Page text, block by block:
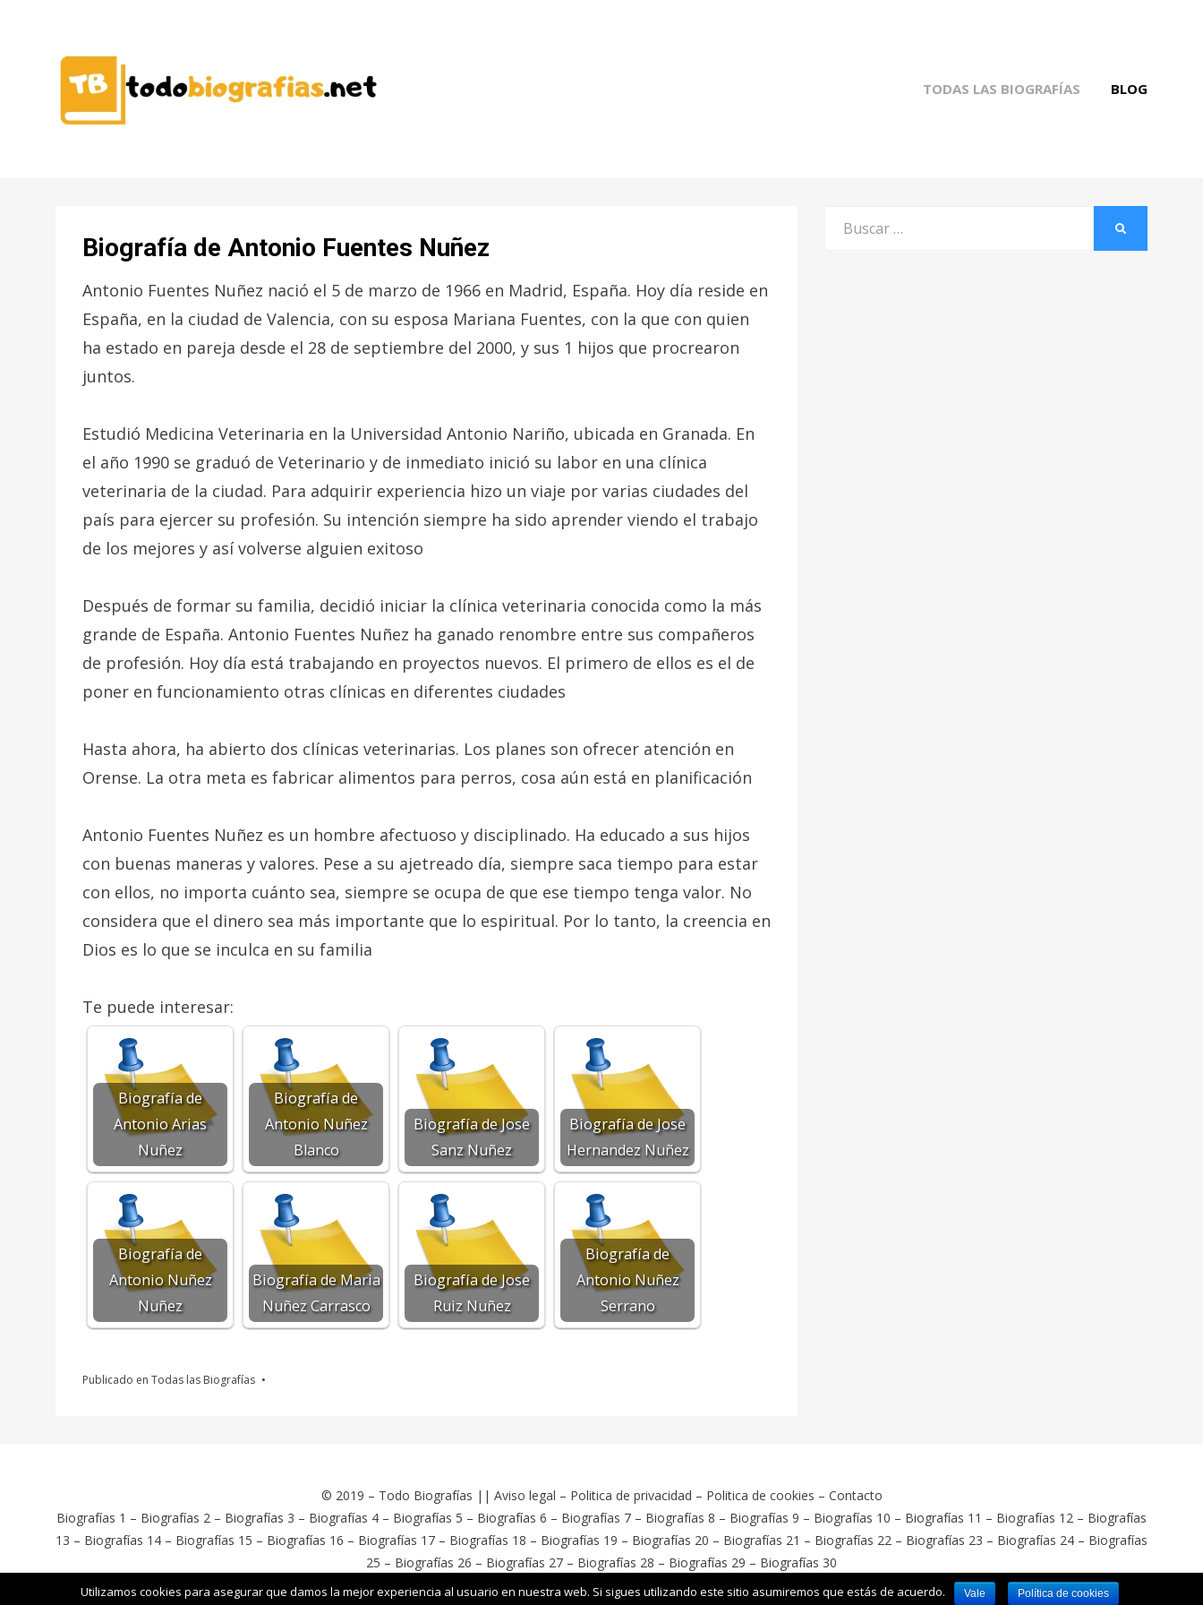
TODAS LAS BIOGRAFÍAS BLOG
Biografía de Antonio Fuentes Nuñez
Antonio Fuentes Nuñez nació el 5 de marzo de 1966 en Madrid, España. Hoy día reside en
España, en la ciudad de Valencia, con su esposa Mariana Fuentes, con la que con quien
ha estado en pareja desde el 28 de septiembre del 2000, y sus 1 hijos que procrearon
juntos.
Estudió Medicina Veterinaria en la Universidad Antonio Nariño, ubicada en Granada. En
el año 1990 se graduó de Veterinario y de inmediato inició su labor en una clínica
veterinaria de la ciudad. Para adquirir experiencia hizo un viaje por varias ciudades del
país para ejercer su profesión. Su intención siempre ha sido aprender viendo el trabajo
de los mejores y así volverse alguien exitoso
Después de formar su familia, decidió iniciar la clínica veterinaria conocida como la más
grande de España. Antonio Fuentes Nuñez ha ganado renombre entre sus compañeros
de profesión. Hoy día está trabajando en proyectos nuevos. El primero de ellos es el de
poner en funcionamiento otras clínicas en diferentes ciudades
Hasta ahora, ha abierto dos clínicas veterinarias. Los planes son ofrecer atención en
Orense. La otra meta es fabricar alimentos para perros, cosa aún está en planificación
Antonio Fuentes Nuñez es un hombre afectuoso y disciplinado. Ha educado a sus hijos
con buenas maneras y valores. Pese a su ajetreado día, siempre saca tiempo para estar
con ellos, no importa cuánto sea, siempre se ocupa de que ese tiempo tenga valor. No
considera que el dinero sea más importante que lo espiritual. Por lo tanto, la creencia en
Dios es lo que se inculca en su familia
Te puede interesar:
Biografía de
Antonio Arias
Nuñez
Biografía de
Antonio Nuñez
Blanco
Biografía de Jose
Sanz Nuñez
Biografía de Jose
Hernandez Nuñez
Biografía de
Antonio Nuñez
Nuñez
Biografía de Maria
Nuñez Carrasco
Biografía de Jose
Ruiz Nuñez
Biografía de
Antonio Nuñez
Serrano
Publicado en Todas las Biografías
Buscar
© 2019 – Todo Biografías || Aviso legal – Politica de privacidad – Politica de cookies – Contacto
Biografías 1 – Biografías 2 – Biografías 3 – Biografías 4 – Biografías 5 – Biografías 6 – Biografías 7 – Biografías 8 – Biografías 9 – Biografías 10 – Biografías 11 – Biografías 12 – Biografías
13 – Biografías 14 – Biografías 15 – Biografías 16 – Biografías 17 – Biografías 18 – Biografías 19 – Biografías 20 – Biografías 21 – Biografías 22 – Biografías 23 – Biografías 24 – Biografías
25 – Biografías 26 – Biografías 27 – Biografías 28 – Biografías 29 – Biografías 30
Cambium Theme por BestBlogThemes⋅Con tecnología de WordPress
Utilizamos cookies para asegurar que damos la mejor experiencia al usuario en nuestra web. Si sigues utilizando este sitio asumiremos que estás de acuerdo. Vale Política de cookies